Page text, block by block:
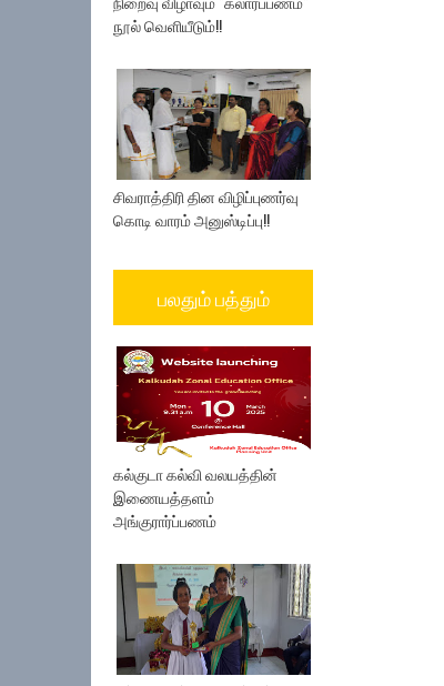
நூல் வெளியீடும்!!
சிவராத்திரி தின விழிப்புணர்வு
கொடி வாரம் அனுஸ்டிப்பு!!
பலதும் பத்தும்
கல்குடா கல்வி வலயத்தின்
இணையத்தளம்
அங்குரார்ப்பணம்